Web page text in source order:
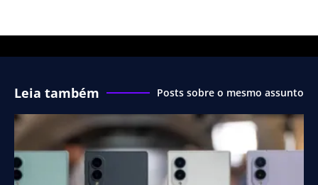
Leia também Posts sobre o mesmo assunto